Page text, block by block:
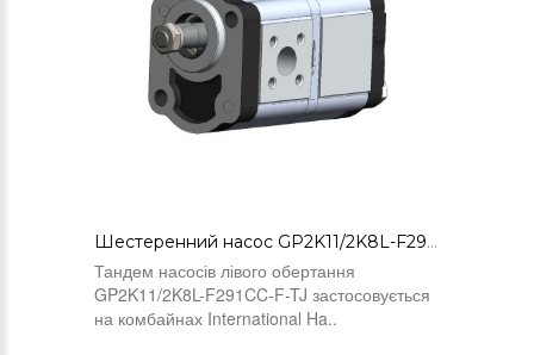
Шестеренний насос GP2K11/2K8L-F291CC-F-TJ (3223932R93)
Тандем насосів лівого обертання
GP2K11/2K8L-F291CC-F-TJ застосовується
на комбайнах International Ha..